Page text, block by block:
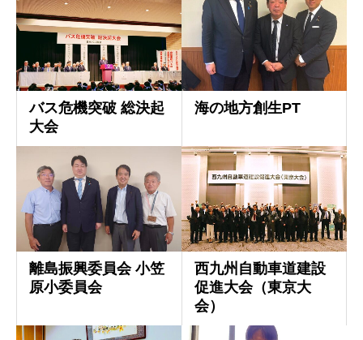
バス危機突破 総決起
大会
海の地方創生PT
離島振興委員会 小笠
原小委員会
西九州自動車道建設
促進大会（東京大
会）